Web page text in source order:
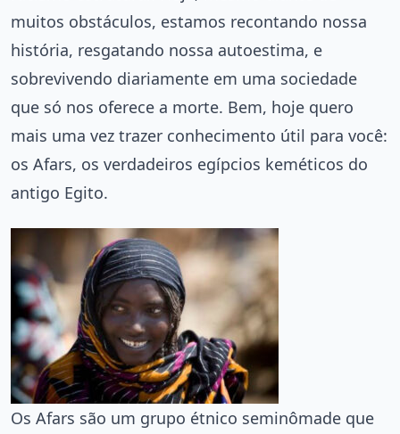
muitos obstáculos, estamos recontando nossa
história, resgatando nossa autoestima, e
sobrevivendo diariamente em uma sociedade
que só nos oferece a morte. Bem, hoje quero
mais uma vez trazer conhecimento útil para você:
os Afars, os verdadeiros egípcios keméticos do
antigo Egito.
Os Afars são um grupo étnico seminômade que